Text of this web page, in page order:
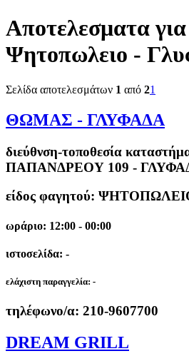
Αποτελεσματα
Ψητοπωλειο -
Σελίδα αποτελεσμάτων 1 από 21
ΘΩΜΑΣ - ΓΛΥΦΑΔΑ
διεύθνση-τοποθεσία
ΠΑΠΑΝΔΡΕΟΥ 109 -
είδος φαγητού:
ωράριο: 12:00 - 00:00
ιστοσελίδα: -
ελάχιστη παραγγελία: -
τηλέφωνο/α: 210-9607700
DREAM GRILL